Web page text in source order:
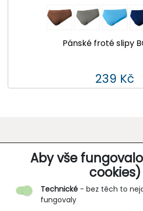
Aby vše
cookies)
Technické - bez těch to
fungovaly
Pánské froté slipy
239 Kč
O SPOLEČNOSTI
O nás
Partnerské prodejny